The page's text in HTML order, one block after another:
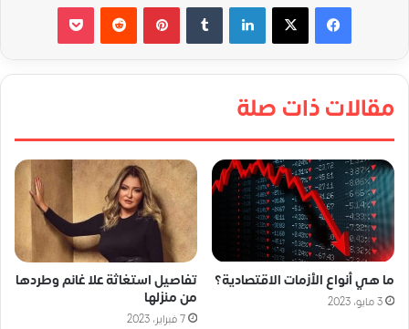
لينكدإن بينتيريست
مقالات ذات صلة
ما هي أنواع الأزمات الاقتصادية؟
3 مايو، 2023
تفاصيل استغاثة علا غانم وطردها
من منزلها
7 فبراير، 2023